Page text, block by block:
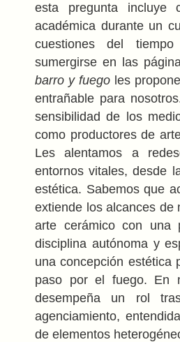
esta pregunta incluye
académica durante un
cuestiones del
sumergirse en las
barro y fuego les
entrañable para
sensibilidad de los
como productores de
Les alentamos a
entornos vitales, desde
estética. Sabemos que
extiende los alcances de
arte cerámico con una
disciplina autónoma y
una concepción estética
paso por el fuego. En
desempeña un rol
agenciamiento,
de elementos